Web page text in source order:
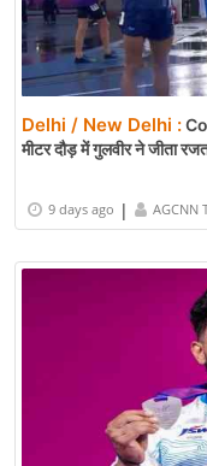
Delhi / New Delhi :
मीटर दौड़ में गुलवीर ने जीता
9 days ago | AGCNN